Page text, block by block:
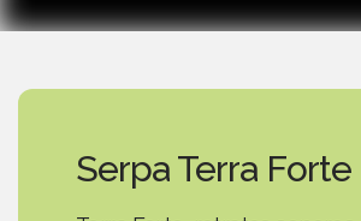
Serpa Terra Forte